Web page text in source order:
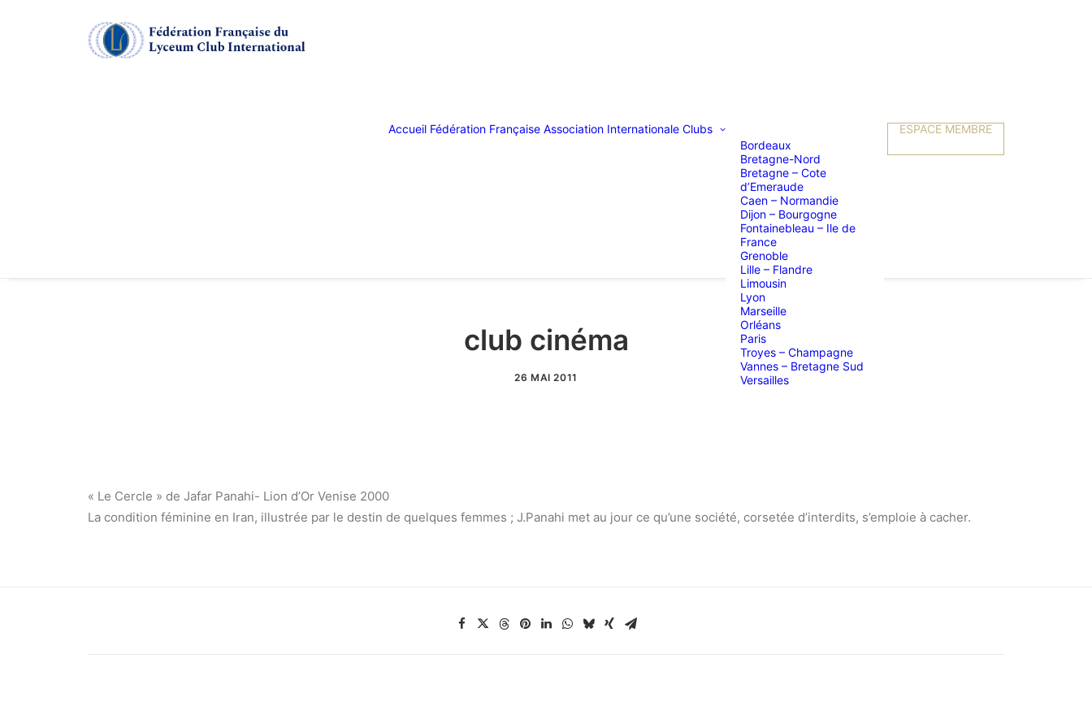
Accueil Fédération Française Association Internationale Clubs
Bordeaux
Bretagne-Nord
Bretagne – Cote
d’Emeraude
Caen – Normandie
Dijon – Bourgogne
Fontainebleau – Ile de
France
Grenoble
Lille – Flandre
Limousin
Lyon
Marseille
Orléans
Paris
Troyes – Champagne
Vannes – Bretagne Sud
Versailles
ESPACE MEMBRE
club cinéma
26 MAI 2011
« Le Cercle » de Jafar Panahi- Lion d’Or Venise 2000
La condition féminine en Iran, illustrée par le destin de quelques femmes ; J.Panahi met au jour ce qu’une société, corsetée d’interdits, s’emploie à cacher.